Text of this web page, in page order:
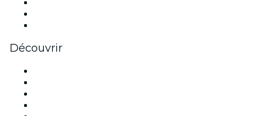
Découvrir